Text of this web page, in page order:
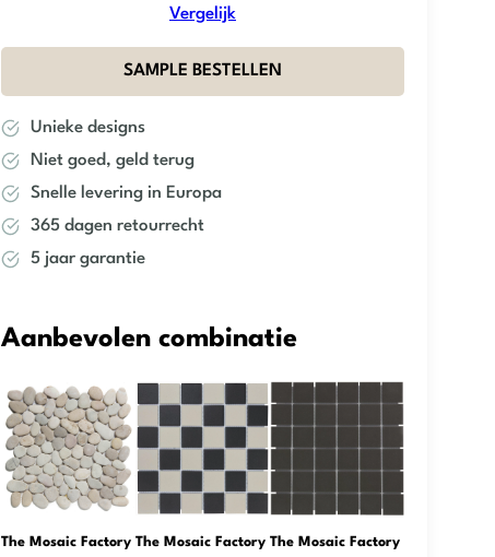
-23×23
aantal
Vergelijk
SAMPLE BESTELLEN
Unieke designs
Niet goed, geld terug
Snelle levering in Europa
365 dagen retourrecht
5 jaar garantie
Aanbevolen combinatie
The Mosaic Factory The Mosaic Factory The Mosaic Factory